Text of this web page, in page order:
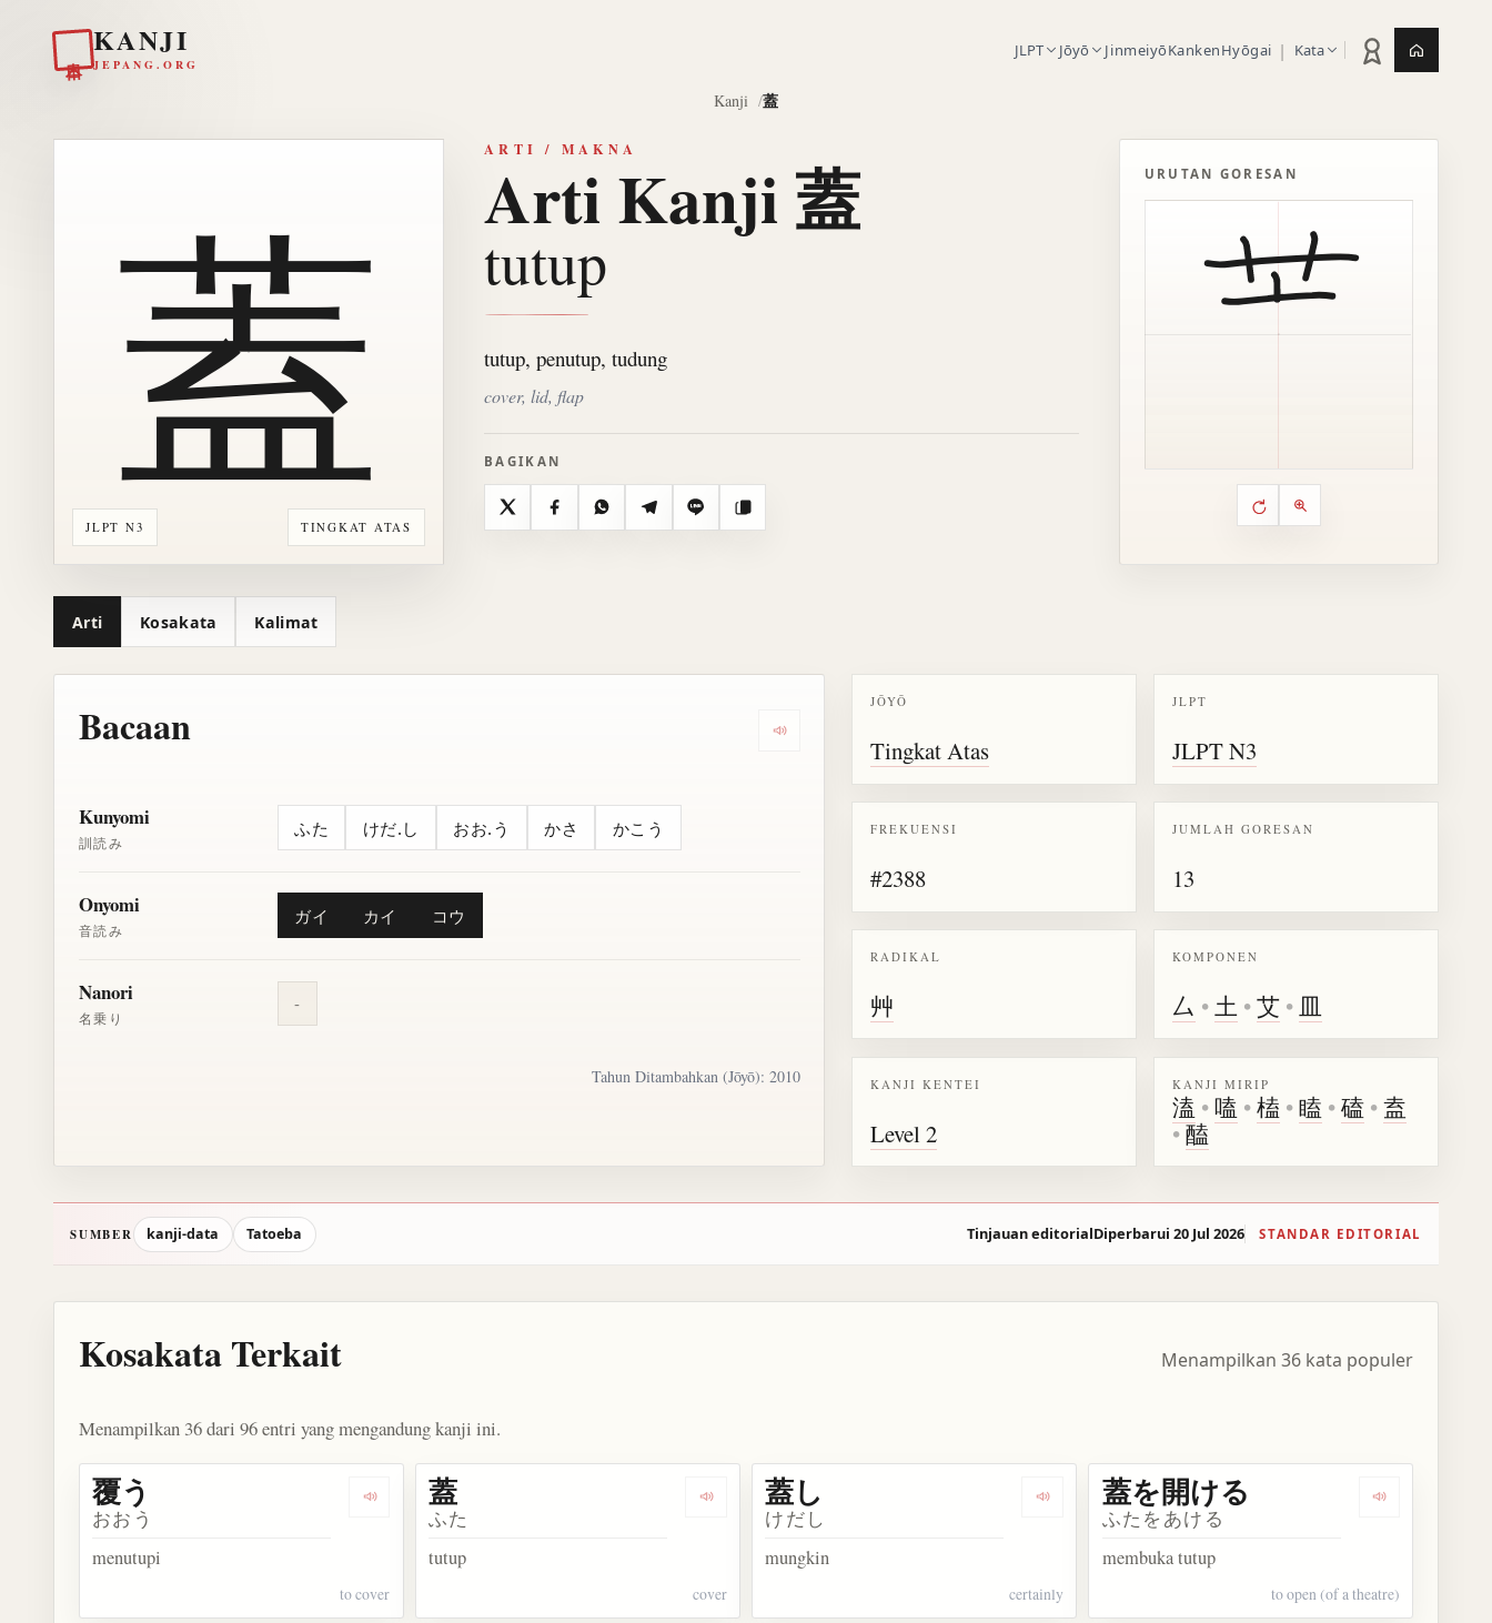
KANJI
JEPANG.ORG
JLPT Jōyō JinmeiyōKankenHyōgai | Kata Statistik latihan
Kanji 蓋
JLPT N3 TINGKAT ATAS
蓋
ARTI / MAKNA
Arti Kanji 蓋
tutup
tutup, penutup, tudung
cover, lid, flap
BAGIKAN
X FacebookWhatsAppTelegramLine Salin
URUTAN GORESAN
Kontrol animasi urutan
Putar ulang animasi
Perbesar animasi
Arti Kosakata Kalimat
Bacaan Dengarkan semua bacaan untuk kanji 蓋
Kunyomi
訓読み
ふた けだ.し おお.う かさ かこう
Onyomi
音読み
ガイ カイ コウ
Nanori
名乗り
-
Tahun Ditambahkan (Jōyō): 2010
JŌYŌ
Tingkat Atas
JLPT
JLPT N3
FREKUENSI
#2388
JUMLAH GORESAN
13
RADIKAL
艸
KOMPONEN
厶 •土 •艾 • 皿
KANJI KENTEI
Level 2
KANJI MIRIP
溘 •嗑 •榼 •瞌 •磕 •盍
•醘
SUMBER kanji-data Tatoeba Tinjauan editorialDiperbarui 20 Jul 2026 STANDAR EDITORIAL
Kosakata Terkait Menampilkan 36 kata populer
Menampilkan 36 dari 96 entri yang mengandung kanji ini.
Dengarkan kosakata 覆う
覆う
おおう
menutupi
to cover
Dengarkan kosakata 蓋
蓋
ふた
tutup
cover
Dengarkan kosakata 蓋し
蓋し
けだし
mungkin
certainly
Dengarkan
蓋を開ける
ふたをあける
membuka tutup
to open (of a theatre)